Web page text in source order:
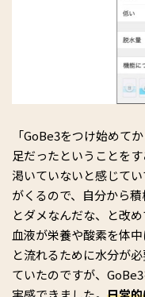
「GoBe3をつけ始めて
足だったということを
渇いていないと感じて
がくるので、自分から
とダメなんだな、と改
血液が栄養や酸素を体
と流れるために水分が
ていたのですが、